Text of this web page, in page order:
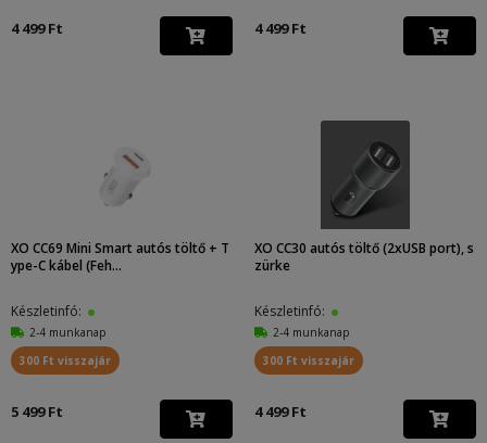
4 499 Ft 4 499 Ft
XO CC69 Mini Smart autós töltő + T
ype-C kábel (Feh...
Készletinfó:
2-4 munkanap
300 Ft visszajár
5 499 Ft
XO CC30 autós töltő (2xUSB port), s
zürke
Készletinfó:
2-4 munkanap
300 Ft visszajár
4 499 Ft